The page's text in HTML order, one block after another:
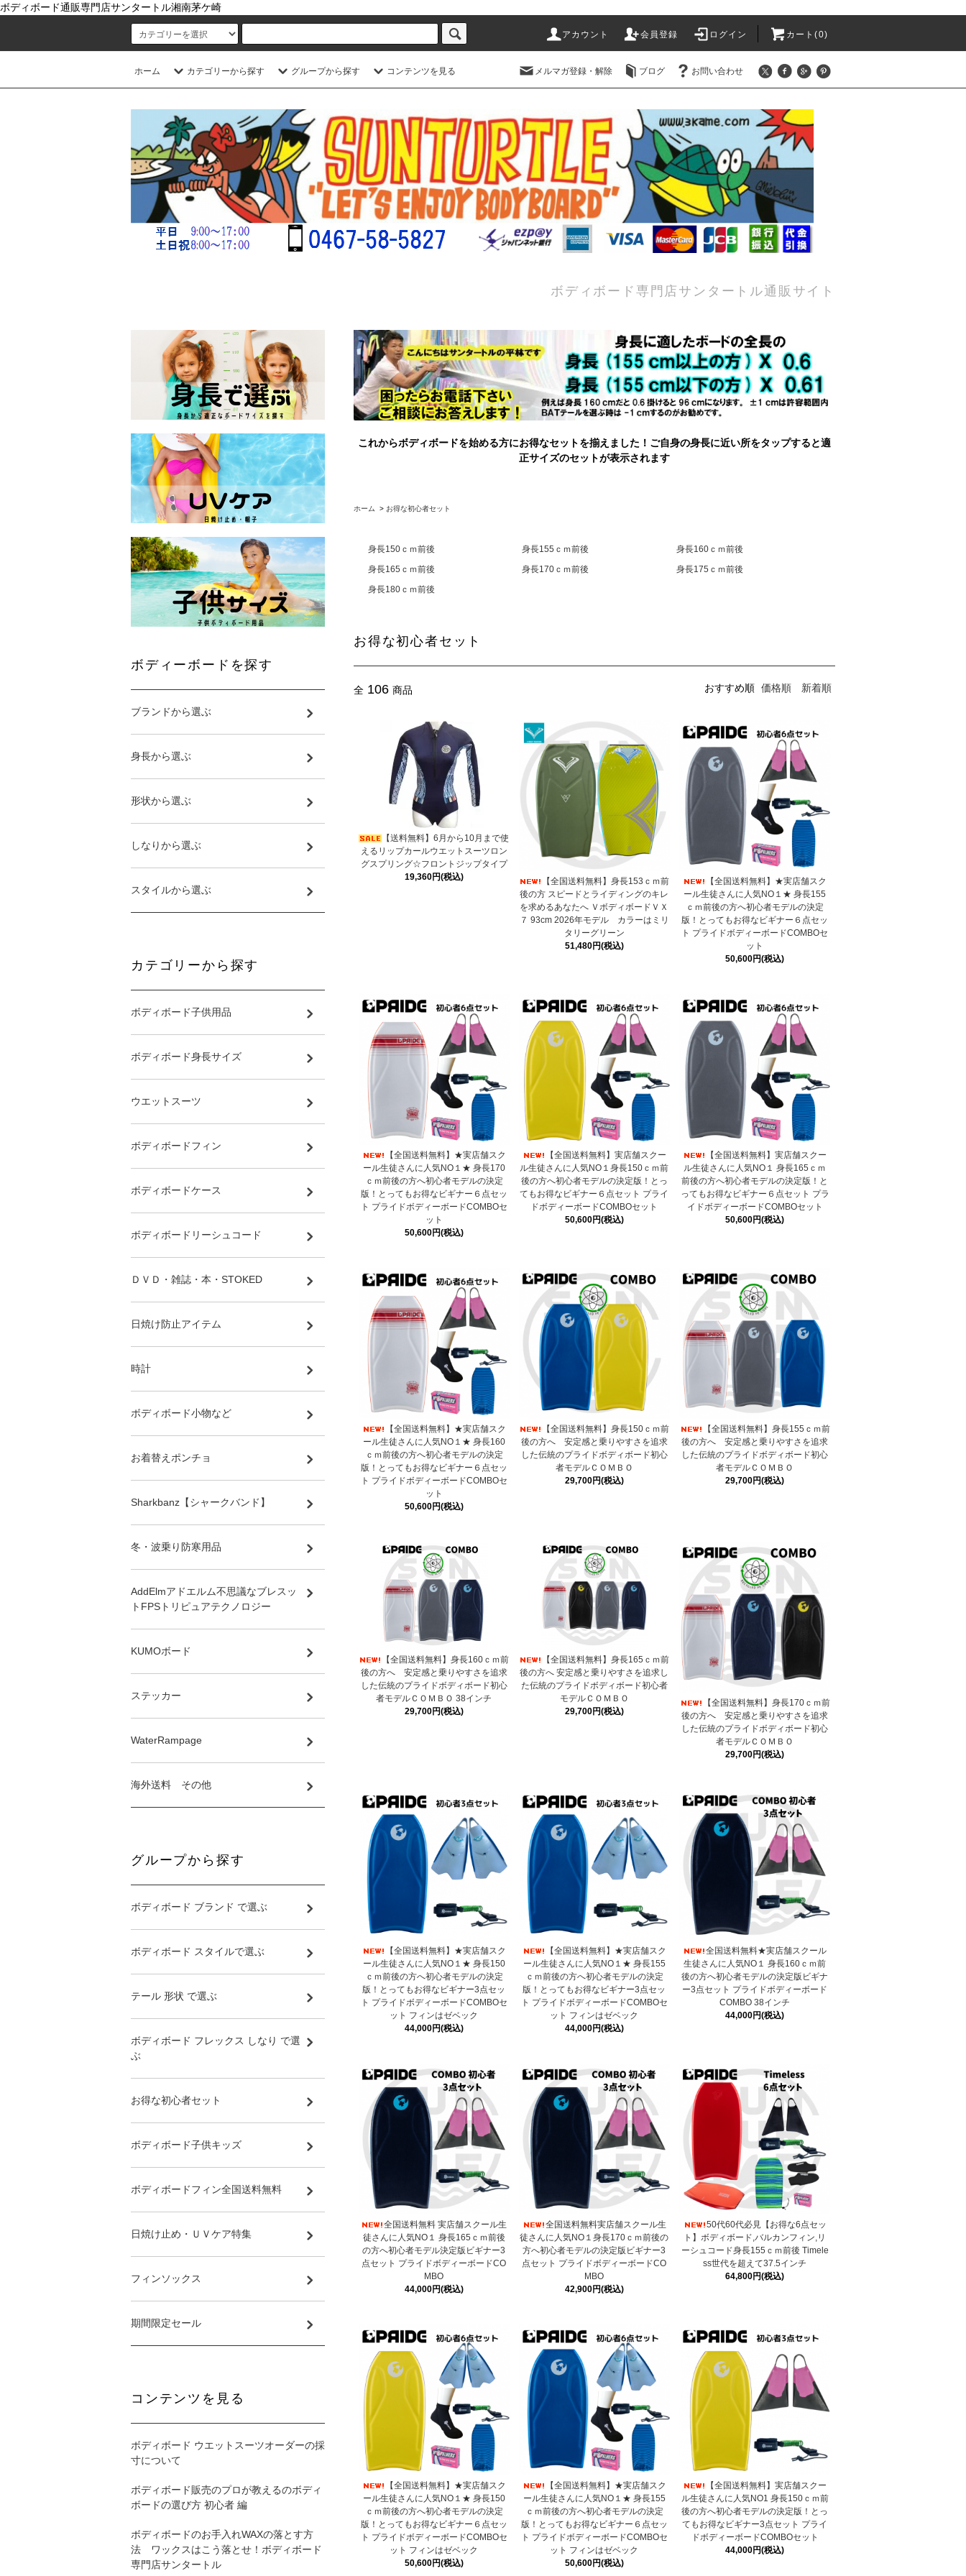
ボディボード通販専門店サンタートル湘南茅ケ崎
アカウント 会員登録 ログイン カート(0)
ホーム カテゴリーから探す グループから探す コンテンツを見る メルマガ登録・解除 ブログ お問い合わせ
ボディボード専門店サンタートル通販サイト
これからボディボードを始める方にお得なセットを揃えました！ご自身の身長に近い所をタップすると適
正サイズのセットが表示されます
ホーム > お得な初心者セット
身長150ｃｍ前後 身長155ｃｍ前後
身長160ｃｍ前後
身長165ｃｍ前後
身長170ｃｍ前後
身長175ｃｍ前後
身長180ｃｍ前後
お得な初心者セット
全 106 商品 おすすめ順 価格順 新着順
【送料無料】6月から10月まで使
えるリップカールウエットスーツロン
グスプリング☆フロントジップタイプ
19,360円(税込)
【全国送料無料】身長153ｃｍ前
後の方 スピードとライディングのキレ
を求めるあなたへ ＶボディボードＶＸ
７ 93cm 2026年モデル カラーはミリ
タリーグリーン
51,480円(税込)
【全国送料無料】★実店舗スク
ール生徒さんに人気NO１★ 身長155
ｃｍ前後の方へ初心者モデルの決定
版！とってもお得なビギナー６点セッ
ト プライドボディーボードCOMBOセ
ット
50,600円(税込)
【全国送料無料】★実店舗スク
ール生徒さんに人気NO１★ 身長170
ｃｍ前後の方へ初心者モデルの決定
版！とってもお得なビギナー６点セッ
ト プライドボディーボードCOMBOセ
ット
50,600円(税込)
【全国送料無料】実店舗スクー
ル生徒さんに人気NO１身長150ｃｍ前
後の方へ初心者モデルの決定版！とっ
てもお得なビギナー６点セット プライ
ドボディーボードCOMBOセット
50,600円(税込)
【全国送料無料】実店舗スクー
ル生徒さんに人気NO１ 身長165ｃｍ
前後の方へ初心者モデルの決定版！と
ってもお得なビギナー６点セット プラ
イドボディーボードCOMBOセット
50,600円(税込)
【全国送料無料】★実店舗スク
ール生徒さんに人気NO１★ 身長160
ｃｍ前後の方へ初心者モデルの決定
版！とってもお得なビギナー６点セッ
ト プライドボディーボードCOMBOセ
ット
50,600円(税込)
【全国送料無料】身長150ｃｍ前
後の方へ 安定感と乗りやすさを追求
した伝統のプライドボディボード初心
者モデルＣＯＭＢＯ
29,700円(税込)
【全国送料無料】身長155ｃｍ前
後の方へ 安定感と乗りやすさを追求
した伝統のプライドボディボード初心
者モデルＣＯＭＢＯ
29,700円(税込)
【全国送料無料】身長160ｃｍ前
後の方へ 安定感と乗りやすさを追求
した伝統のプライドボディボード初心
者モデルＣＯＭＢＯ 38インチ
29,700円(税込)
【全国送料無料】身長165ｃｍ前
後の方へ 安定感と乗りやすさを追求し
た伝統のプライドボディボード初心者
モデルＣＯＭＢＯ
29,700円(税込)
【全国送料無料】身長170ｃｍ前
後の方へ 安定感と乗りやすさを追求
した伝統のプライドボディボード初心
者モデルＣＯＭＢＯ
29,700円(税込)
【全国送料無料】★実店舗スク
ール生徒さんに人気NO１★ 身長150
ｃｍ前後の方へ初心者モデルの決定
版！とってもお得なビギナー3点セッ
ト プライドボディーボードCOMBOセ
ット フィンはゼベック
44,000円(税込)
【全国送料無料】★実店舗スク
ール生徒さんに人気NO１★ 身長155
ｃｍ前後の方へ初心者モデルの決定
版！とってもお得なビギナー3点セッ
ト プライドボディーボードCOMBOセ
ット フィンはゼベック
44,000円(税込)
全国送料無料★実店舗スクール
生徒さんに人気NO１ 身長160ｃｍ前
後の方へ初心者モデルの決定版ビギナ
ー3点セット プライドボディーボード
COMBO 38インチ
44,000円(税込)
全国送料無料 実店舗スクール生
徒さんに人気NO１ 身長165ｃｍ前後
の方へ初心者モデル決定版ビギナー3
点セット プライドボディーボードCO
MBO
44,000円(税込)
全国送料無料実店舗スクール生
徒さんに人気NO１身長170ｃｍ前後の
方へ初心者モデルの決定版ビギナー3
点セット プライドボディーボードCO
MBO
42,900円(税込)
50代60代必見【お得な6点セッ
ト】ボディボード,バルカンフィン,リ
ーシュコード身長155ｃｍ前後 Timele
ss世代を超えて37.5インチ
64,800円(税込)
【全国送料無料】★実店舗スク
ール生徒さんに人気NO１★ 身長150
ｃｍ前後の方へ初心者モデルの決定
版！とってもお得なビギナー６点セッ
ト プライドボディーボードCOMBOセ
ット フィンはゼベック
50,600円(税込)
【全国送料無料】★実店舗スク
ール生徒さんに人気NO１★ 身長155
ｃｍ前後の方へ初心者モデルの決定
版！とってもお得なビギナー６点セッ
ト プライドボディーボードCOMBOセ
ット フィンはゼベック
50,600円(税込)
【全国送料無料】実店舗スクー
ル生徒さんに人気NO1 身長150ｃｍ前
後の方へ初心者モデルの決定版！とっ
てもお得なビギナー3点セット プライ
ドボディーボードCOMBOセット
44,000円(税込)
ボディーボードを探す
ブランドから選ぶ
身長から選ぶ
形状から選ぶ
しなりから選ぶ
スタイルから選ぶ
カテゴリーから探す
ボディボード子供用品
ボディボード身長サイズ
ウエットスーツ
ボディボードフィン
ボディボードケース
ボディボードリーシュコード
ＤＶＤ・雑誌・本・STOKED
日焼け防止アイテム
時計
ボディボード小物など
お着替えポンチョ
Sharkbanz【シャークバンド】
冬・波乗り防寒用品
AddElmアドエルム不思議なブレスッ
トFPSトリピュアテクノロジー
KUMOボード
ステッカー
WaterRampage
海外送料 その他
グループから探す
ボディボード ブランド で選ぶ
ボディボード スタイルで選ぶ
テール 形状 で選ぶ
ボディボード フレックス しなり で選
ぶ
お得な初心者セット
ボディボード子供キッズ
ボディボードフィン全国送料無料
日焼け止め・ＵＶケア特集
フィンソックス
期間限定セール
コンテンツを見る
ボディボード ウエットスーツオーダーの採
寸について
ボディボード販売のプロが教えるのボディ
ボードの選び方 初心者 編
ボディボードのお手入れWAXの落とす方
法 ワックスはこう落とせ！ボディボード
専門店サンタートル